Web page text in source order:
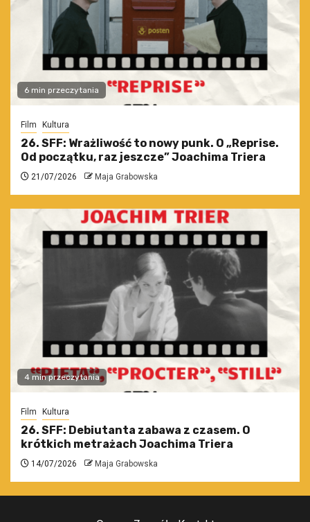
6 min przeczytania
Film Kultura
26. SFF: Wrażliwość to nowy punk. O „Reprise.
Od początku, raz jeszcze” Joachima Triera
21/07/2026 Maja Grabowska
4 min przeczytania
Film Kultura
26. SFF: Debiutanta zabawa z czasem. O
krótkich metrażach Joachima Triera
14/07/2026 Maja Grabowska